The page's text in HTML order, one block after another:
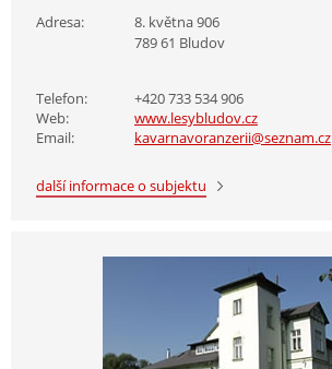
Adresa:
8. května 906
789 61 Bludov
Telefon:
+420 733 534 906
Web:
www.lesybludov.cz
Email:
kavarnavoranzerii@seznam.cz
další informace o subjektu